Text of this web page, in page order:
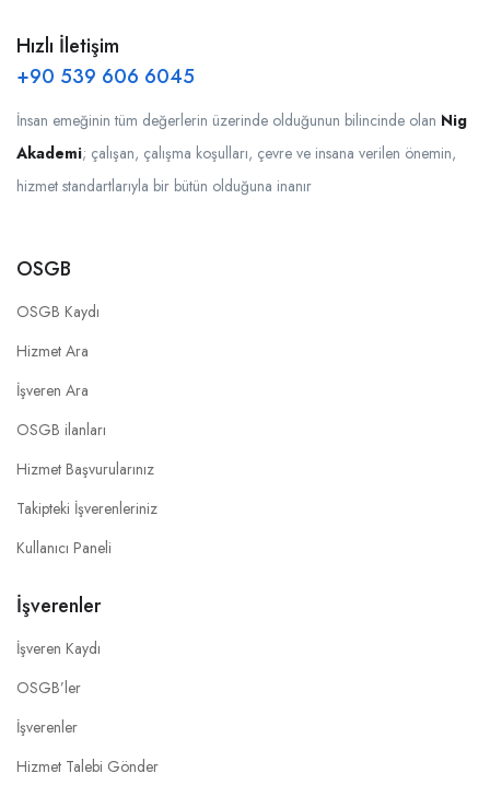
Hızlı İletişim
+90 539 606 6045
İnsan emeğinin tüm değerlerin üzerinde olduğunun bilincinde olan Nig
Akademi; çalışan, çalışma koşulları, çevre ve insana verilen önemin,
hizmet standartlarıyla bir bütün olduğuna inanır
OSGB
OSGB Kaydı
Hizmet Ara
İşveren Ara
OSGB ilanları
Hizmet Başvurularınız
Takipteki İşverenleriniz
Kullanıcı Paneli
İşverenler
İşveren Kaydı
OSGB’ler
İşverenler
Hizmet Talebi Gönder